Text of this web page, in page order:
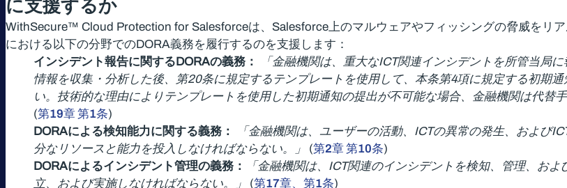
に支援するか
WithSecure™ Cloud Protection for Salesforceは、Salesforce上のマルウェアやフィッシングの脅威をリ
における以下の分野でのDORA義務を履行するのを支援します：
インシデント報告に関するDORAの義務：
「金融機関は、重大なICT関連インシデントを所管当局
情報を収集・分析した後、第20条に規定するテンプレートを使用して、本条第4項に規定する初期
い。技術的な理由によりテンプレートを使用した初期通知の提出が不可能な場合、金融機関は代替
(第19章 第1条)
DORAによる検知能力に関する義務：
「金融機関は、ユーザーの活動、ICTの異常の発生、および
分なリソースと能力を投入しなければならない。」
(第2章 第10条)
DORAによるインシデント管理の義務：
「金融機関は、ICT関連のインシデントを検知、管理、お
立、および実施しなければならない。」
(第17章、第1条)